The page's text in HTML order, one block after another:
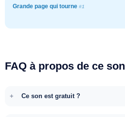
Grande page qui tourne #1
FAQ à propos de ce son
Ce son est gratuit ?